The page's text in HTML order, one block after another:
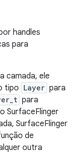
handles
para
camada, ele
tipo Layer para
para
SurfaceFlinger
SurfaceFlinger
de
outra